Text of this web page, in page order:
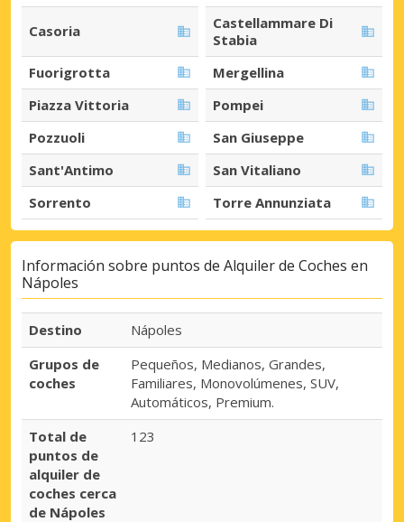
Casoria
Castellammare Di
Stabia
Fuorigrotta
Mergellina
Piazza Vittoria
Pompei
Pozzuoli
San Giuseppe
Sant'Antimo
San Vitaliano
Sorrento
Torre Annunziata
Información sobre puntos de Alquiler de Coches en
Nápoles
Destino
Nápoles
Grupos de
coches
Pequeños, Medianos, Grandes,
Familiares, Monovolúmenes, SUV,
Automáticos, Premium.
Total de
puntos de
alquiler de
coches cerca
de Nápoles
123